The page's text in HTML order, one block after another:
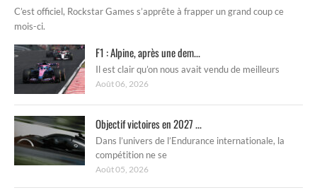
C’est officiel, Rockstar Games s’apprête à frapper un grand coup ce
mois-ci.
F1 : Alpine, après une dem...
Il est clair qu’on nous avait vendu de meilleurs
Août 06, 2026
Objectif victoires en 2027 ...
Dans l’univers de l’Endurance internationale, la
compétition ne se
Août 05, 2026